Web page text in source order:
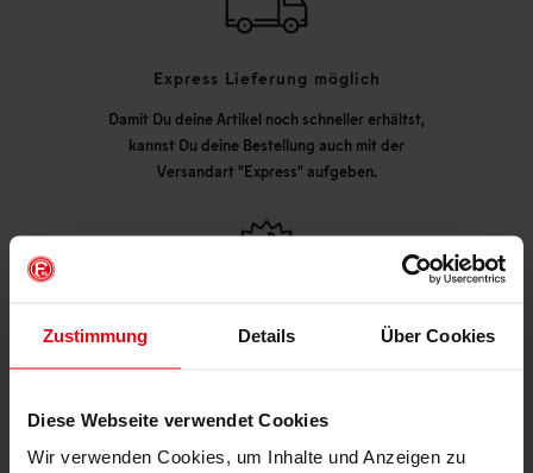
Zustimmung Details Über Cookies
Diese Webseite verwendet Cookies
Wir verwenden Cookies, um Inhalte und Anzeigen zu
Express Lieferung möglich
Damit Du deine Artikel noch schneller erhältst,
kannst Du deine Bestellung auch mit der
Versandart "Express" aufgeben.
Hohe Qualitätsstandards
Unser Produktsortiment unterliegt regelmäßigen
Qualitätsstandards zu entsprechen.